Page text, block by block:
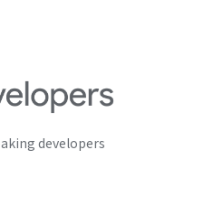
developers